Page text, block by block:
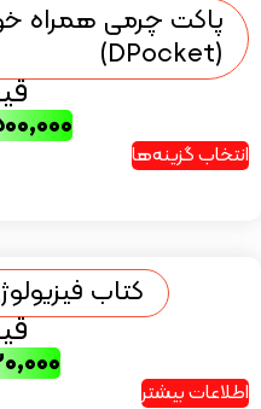
پاکت چرمی همراه
(DPocket)
انتخاب گزینه‌ها
کتاب
اطلاعات بیشتر